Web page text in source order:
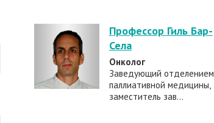
Профессор Гиль Бар-
Села
Онколог
Заведующий отделением
паллиативной медицины,
заместитель зав...